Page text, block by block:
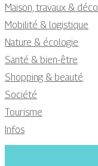
Maison, travaux & déco
Mobilité & logistique
Nature & écologie
Santé & bien-être
Shopping & beauté
Société
Tourisme
Infos